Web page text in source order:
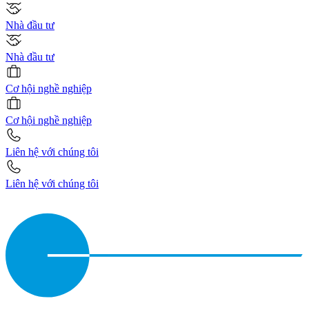
Nhà đầu tư
Nhà đầu tư
Cơ hội nghề nghiệp
Cơ hội nghề nghiệp
Liên hệ với chúng tôi
Liên hệ với chúng tôi